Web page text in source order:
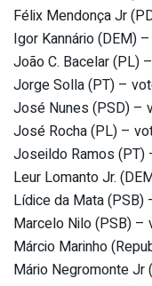
Félix Mendonça Jr
Igor Kannário (DEM)
João C. Bacelar (PL)
Jorge Solla (PT) –
José Nunes (PSD) –
José Rocha (PL) –
Joseildo Ramos (PT)
Leur Lomanto Jr.
Lídice da Mata (PSB)
Marcelo Nilo (PSB) –
Márcio Marinho
Mário Negromonte Jr